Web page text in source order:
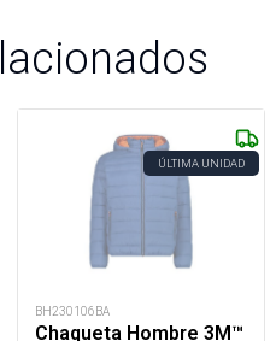
ÚLTIMA UNIDAD
BH230106BA
Chaqueta Hombre 3M™